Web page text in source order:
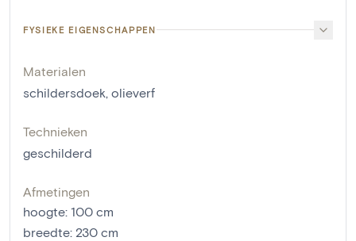
FYSIEKE EIGENSCHAPPEN
Materialen
schildersdoek olieverf
Technieken
geschilderd
Afmetingen
hoogte: 100 cm
breedte: 230 cm